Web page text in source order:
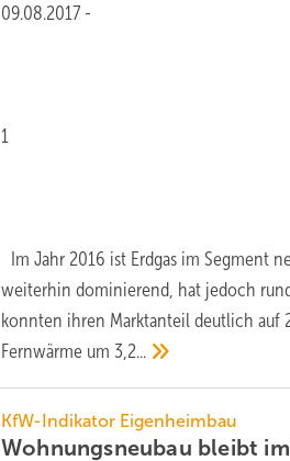
09.08.2017 -
1
Im Jahr 2016 ist Erdgas im Segment
weiterhin dominierend, hat jedoch
konnten ihren Marktanteil deutlich auf
Fernwärme um 3,2...
KfW-Indikator Eigenheimbau
Wohnungsneubau bleibt